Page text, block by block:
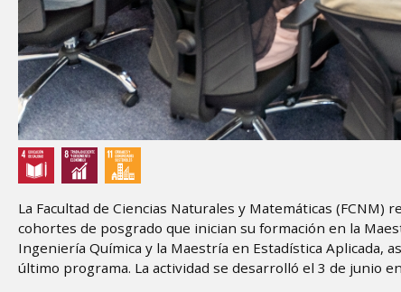
La Facultad de Ciencias Naturales y Matemáticas
cohortes de posgrado que inician su formación en la
Ingeniería Química y la Maestría en Estadística Aplicada,
último programa. La actividad se desarrolló el 3 de junio